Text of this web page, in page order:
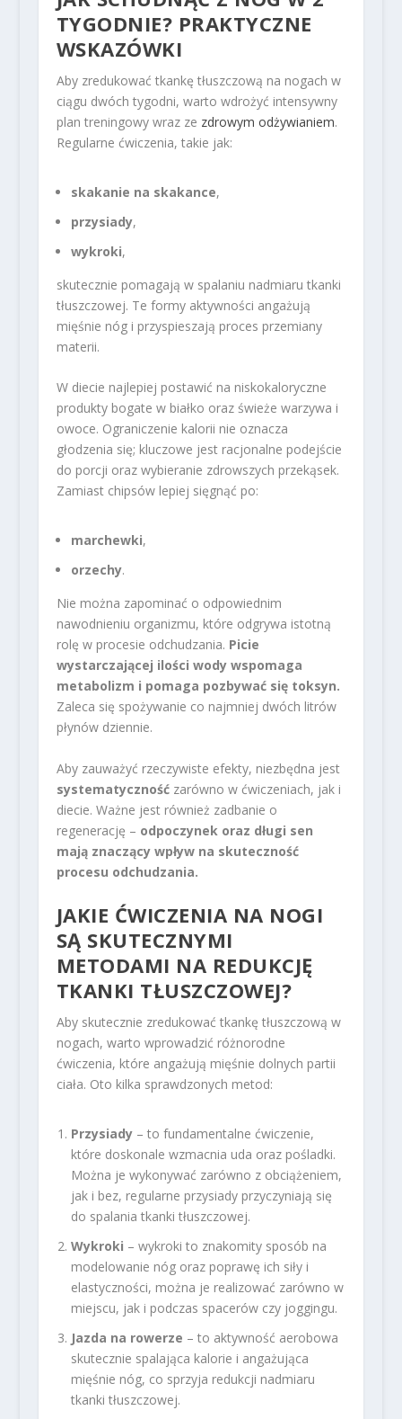
TYGODNIE? PRAKTYCZNE
WSKAZÓWKI
Aby zredukować tkankę tłuszczową na nogach w
ciągu dwóch tygodni, warto wdrożyć intensywny
plan treningowy wraz ze zdrowym odżywianiem.
Regularne ćwiczenia, takie jak:
skakanie na skakance,
przysiady,
wykroki,
skutecznie pomagają w spalaniu nadmiaru tkanki
tłuszczowej. Te formy aktywności angażują
mięśnie nóg i przyspieszają proces przemiany
materii.
W diecie najlepiej postawić na niskokaloryczne
produkty bogate w białko oraz świeże warzywa i
owoce. Ograniczenie kalorii nie oznacza
głodzenia się; kluczowe jest racjonalne podejście
do porcji oraz wybieranie zdrowszych przekąsek.
Zamiast chipsów lepiej sięgnąć po:
marchewki,
orzechy.
Nie można zapominać o odpowiednim
nawodnieniu organizmu, które odgrywa istotną
rolę w procesie odchudzania. Picie
wystarczającej ilości wody wspomaga
metabolizm i pomaga pozbywać się toksyn.
Zaleca się spożywanie co najmniej dwóch litrów
płynów dziennie.
Aby zauważyć rzeczywiste efekty, niezbędna jest
systematycznośćzarówno w ćwiczeniach, jak i
diecie. Ważne jest również zadbanie o
regenerację – odpoczynek oraz długi sen
mają znaczący wpływ na skuteczność
procesu odchudzania.
JAKIE ĆWICZENIA NA NOGI
SĄ SKUTECZNYMI
METODAMI NA REDUKCJĘ
TKANKI TŁUSZCZOWEJ?
Aby skutecznie zredukować tkankę tłuszczową w
nogach, warto wprowadzić różnorodne
ćwiczenia, które angażują mięśnie dolnych partii
ciała. Oto kilka sprawdzonych metod:
Przysiady– to fundamentalne ćwiczenie,
które doskonale wzmacnia uda oraz pośladki.
Można je wykonywać zarówno z obciążeniem,
jak i bez, regularne przysiady przyczyniają się
do spalania tkanki tłuszczowej.
Wykroki – wykroki to znakomity sposób na
modelowanie nóg oraz poprawę ich siły i
elastyczności, można je realizować zarówno w
miejscu, jak i podczas spacerów czy joggingu.
Jazda na rowerze – to aktywność aerobowa
skutecznie spalająca kalorie i angażująca
mięśnie nóg, co sprzyja redukcji nadmiaru
tkanki tłuszczowej.